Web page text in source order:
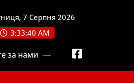
7 Серпня 2026
3:33:41 AM
за нами